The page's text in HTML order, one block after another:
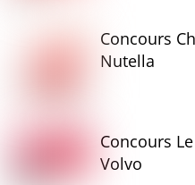
Concours
Nutella
Concours
Volvo